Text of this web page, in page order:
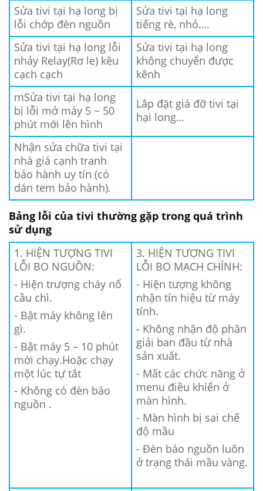
Sửa tivi tại hạ long bị
lỗi chớp đèn nguồn
Sửa tivi tại hạ long
tiếng rè, nhỏ….
Sửa tivi tại hạ long lỗi
nhảy Relay(Rơ le) kêu
cạch cạch
Sửa tivi tại hạ long
không chuyển được
kênh
mSửa tivi tại hạ long
bị lỗi mở máy 5 ~ 50
phút mới lên hình
Lắp đặt giá đỡ tivi tại
hại long…
Nhận sửa chữa tivi tại
nhà giá cạnh tranh
bảo hành uy tín (có
dán tem bảo hành).
Bảng lỗi của tivi thường gặp trong quá trình
sử dụng
1. HIỆN TƯỢNG TIVI
LỖI BO NGUỒN:
- Hiện trượng cháy nổ
cầu chì.
- Bật máy không lên
gì.
- Bật máy 5 – 10 phút
mới chạy.Hoặc chạy
một lúc tự tắt
- Không có đèn báo
nguồn .
3. HIỆN TƯỢNG TIVI
LỖI BO MẠCH CHÍNH:
- Hiện tượng không
nhận tín hiệu từ máy
tính.
- Không nhận độ phân
giải ban đầu từ nhà
sản xuất.
- Mất các chức năng ở
menu điều khiển ở
màn hình.
- Màn hình bị sai chế
độ mầu
- Đèn báo nguồn luôn
ở trạng thái mầu vàng.